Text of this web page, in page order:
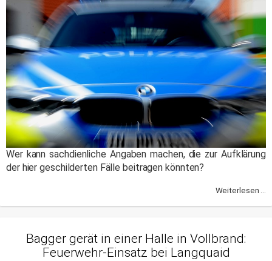
Wer kann sachdienliche Angaben machen, die zur Aufklärung
der hier geschilderten Fälle beitragen könnten?
Weiterlesen ...
Bagger gerät in einer Halle in Vollbrand:
Feuerwehr-Einsatz bei Langquaid